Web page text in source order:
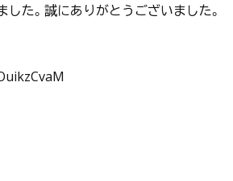
た。誠にありがとうございました。